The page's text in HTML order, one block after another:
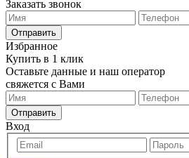
Заказать звонок
Отправить
Избранное
Купить в 1 клик
Оставьте данные и наш оператор
свяжется с Вами
Отправить
Вход